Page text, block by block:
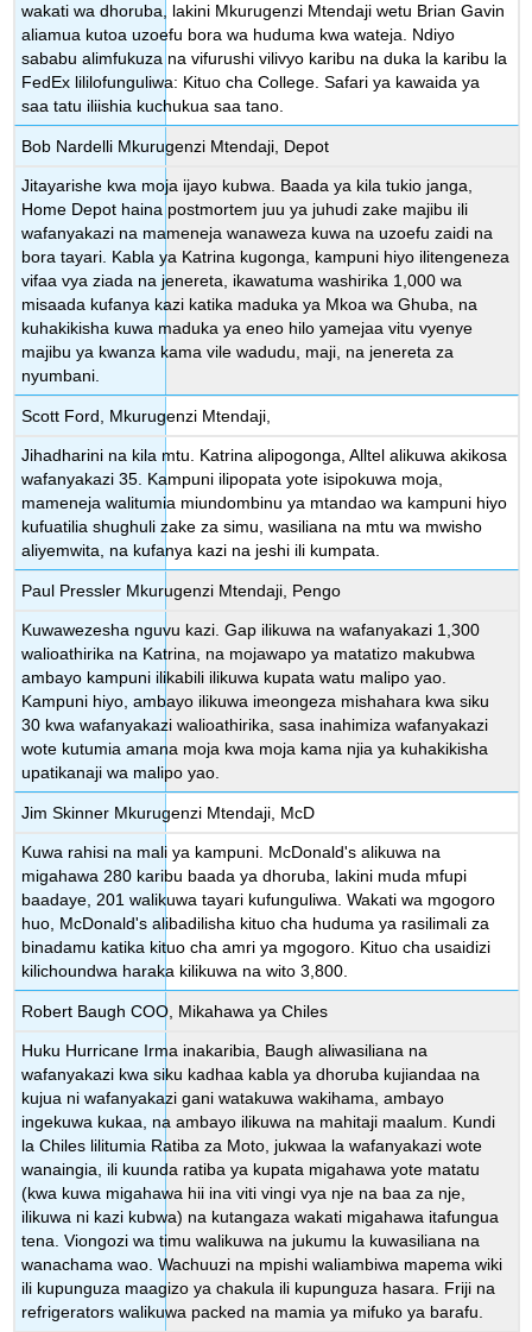
wakati wa dhoruba, lakini Mkurugenzi Mtendaji wetu Brian Gavin
aliamua kutoa uzoefu bora wa huduma kwa wateja. Ndiyo
sababu alimfukuza na vifurushi vilivyo karibu na duka la karibu la
FedEx lililofunguliwa: Kituo cha College. Safari ya kawaida ya
saa tatu iliishia kuchukua saa tano.
Bob Nardelli Mkurugenzi Mtendaji, Depot
Jitayarishe kwa moja ijayo kubwa. Baada ya kila tukio janga,
Home Depot haina postmortem juu ya juhudi zake majibu ili
wafanyakazi na mameneja wanaweza kuwa na uzoefu zaidi na
bora tayari. Kabla ya Katrina kugonga, kampuni hiyo ilitengeneza
vifaa vya ziada na jenereta, ikawatuma washirika 1,000 wa
misaada kufanya kazi katika maduka ya Mkoa wa Ghuba, na
kuhakikisha kuwa maduka ya eneo hilo yamejaa vitu vyenye
majibu ya kwanza kama vile wadudu, maji, na jenereta za
nyumbani.
Scott Ford, Mkurugenzi Mtendaji,
Jihadharini na kila mtu. Katrina alipogonga, Alltel alikuwa akikosa
wafanyakazi 35. Kampuni ilipopata yote isipokuwa moja,
mameneja walitumia miundombinu ya mtandao wa kampuni hiyo
kufuatilia shughuli zake za simu, wasiliana na mtu wa mwisho
aliyemwita, na kufanya kazi na jeshi ili kumpata.
Paul Pressler Mkurugenzi Mtendaji, Pengo
Kuwawezesha nguvu kazi. Gap ilikuwa na wafanyakazi 1,300
walioathirika na Katrina, na mojawapo ya matatizo makubwa
ambayo kampuni ilikabili ilikuwa kupata watu malipo yao.
Kampuni hiyo, ambayo ilikuwa imeongeza mishahara kwa siku
30 kwa wafanyakazi walioathirika, sasa inahimiza wafanyakazi
wote kutumia amana moja kwa moja kama njia ya kuhakikisha
upatikanaji wa malipo yao.
Jim Skinner Mkurugenzi Mtendaji, McD
Kuwa rahisi na mali ya kampuni. McDonald's alikuwa na
migahawa 280 karibu baada ya dhoruba, lakini muda mfupi
baadaye, 201 walikuwa tayari kufunguliwa. Wakati wa mgogoro
huo, McDonald's alibadilisha kituo cha huduma ya rasilimali za
binadamu katika kituo cha amri ya mgogoro. Kituo cha usaidizi
kilichoundwa haraka kilikuwa na wito 3,800.
Robert Baugh COO, Mikahawa ya Chiles
Huku Hurricane Irma inakaribia, Baugh aliwasiliana na
wafanyakazi kwa siku kadhaa kabla ya dhoruba kujiandaa na
kujua ni wafanyakazi gani watakuwa wakihama, ambayo
ingekuwa kukaa, na ambayo ilikuwa na mahitaji maalum. Kundi
la Chiles lilitumia Ratiba za Moto, jukwaa la wafanyakazi wote
wanaingia, ili kuunda ratiba ya kupata migahawa yote matatu
(kwa kuwa migahawa hii ina viti vingi vya nje na baa za nje,
ilikuwa ni kazi kubwa) na kutangaza wakati migahawa itafungua
tena. Viongozi wa timu walikuwa na jukumu la kuwasiliana na
wanachama wao. Wachuuzi na mpishi waliambiwa mapema wiki
ili kupunguza maagizo ya chakula ili kupunguza hasara. Friji na
refrigerators walikuwa packed na mamia ya mifuko ya barafu.